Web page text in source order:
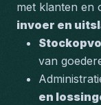
invoer en
van
en